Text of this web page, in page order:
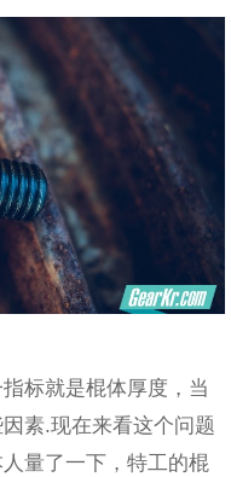
标就是棍体厚度，当
素.现在来看这个问题
量了一下，特工的棍